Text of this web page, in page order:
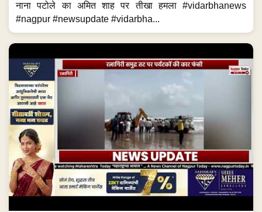
नाना पटोले का अमित शाह पर तीखा हमला #vidarbhanews
#nagpur #newsupdate #vidarbha...